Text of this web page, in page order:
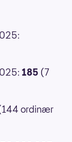
185 (7
ordinær